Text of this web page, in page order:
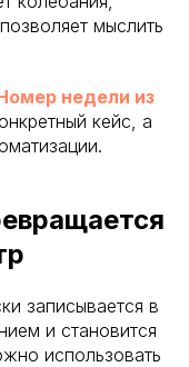
мыслить
недели из
кейс, а
записывается в
и становится
использовать